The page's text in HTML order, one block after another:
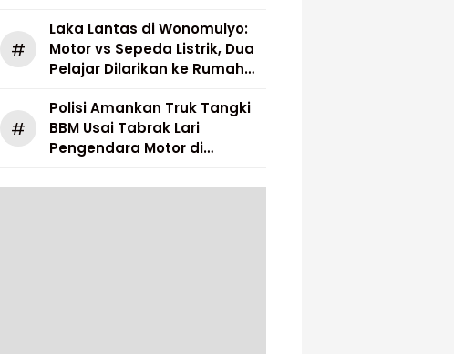
#
Laka Lantas di Wonomulyo:
Motor vs Sepeda Listrik, Dua
Pelajar Dilarikan ke Rumah
#
Polisi Amankan Truk Tangki
BBM Usai Tabrak Lari
Pengendara Motor di